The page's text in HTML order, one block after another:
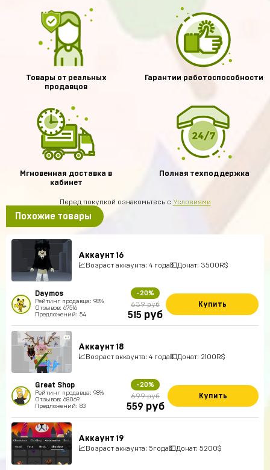
Товары от реальных
продавцов
Гарантии работоспособности
Мгновенная доставка в
кабинет
Полная техподдержка
Перед покупкой ознакомьтесь с Условиями
Похожие товары
Аккаунт 16
📈Возраст аккаунта: 4 года💵Донат: 3500R$
Daymos
Рейтинг продавца: 98%
Отзывов: 67516
Предложений: 54
-20%
639 руб
515 руб
Купить
Аккаунт 18
📈Возраст аккаунта: 4 года💵Донат: 2100R$
Great Shop
Рейтинг продавца: 98%
Отзывов: 68069
Предложений: 83
-20%
699 руб
559 руб
Купить
Аккаунт 19
📈Возраст аккаунта: 5года💵Донат: 5200$